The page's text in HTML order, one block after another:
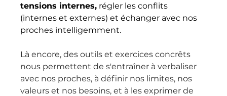
tensions internes, régler les conflits
(internes et externes) et échanger avec nos
proches intelligemment.
Là encore, des outils et exercices concrêts
nous permettent de s'entraîner à verbaliser
avec nos proches, à définir nos limites, nos
valeurs et nos besoins, et à les exprimer de